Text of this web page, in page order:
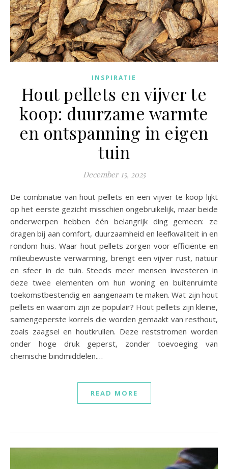
INSPIRATIE
Hout pellets en vijver te
koop: duurzame warmte
en ontspanning in eigen
tuin
December 15, 2025
De combinatie van hout pellets en een vijver te koop lijkt
op het eerste gezicht misschien ongebruikelijk, maar beide
onderwerpen hebben één belangrijk ding gemeen: ze
dragen bij aan comfort, duurzaamheid en leefkwaliteit in en
rondom huis. Waar hout pellets zorgen voor efficiënte en
milieubewuste verwarming, brengt een vijver rust, natuur
en sfeer in de tuin. Steeds meer mensen investeren in
deze twee elementen om hun woning en buitenruimte
toekomstbestendig en aangenaam te maken. Wat zijn hout
pellets en waarom zijn ze populair? Hout pellets zijn kleine,
samengeperste korrels die worden gemaakt van resthout,
zoals zaagsel en houtkrullen. Deze reststromen worden
onder hoge druk geperst, zonder toevoeging van
chemische bindmiddelen.…
READ MORE